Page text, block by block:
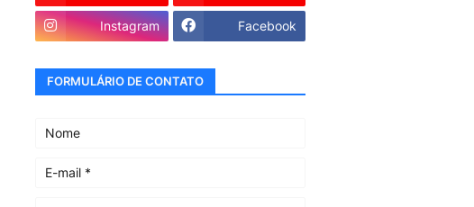
Instagram Facebook
FORMULÁRIO DE CONTATO